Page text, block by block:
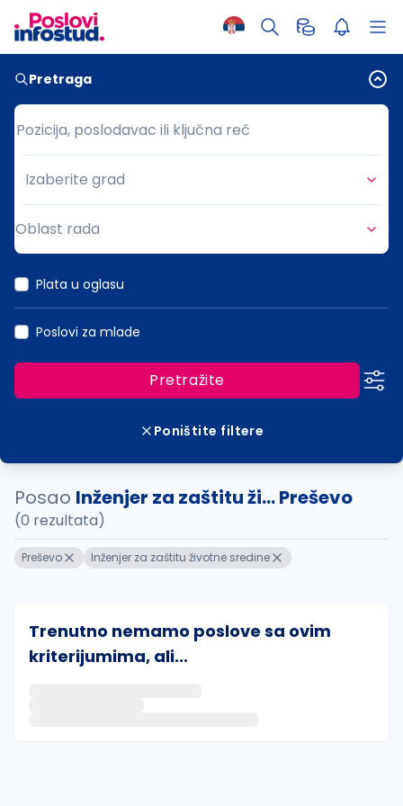
Pretraga
Pozicija, poslodavac ili ključna reč
Pozicija, poslodavac ili ključna reč
Grad
Izaberite grad
Oblast rada
Plata u oglasu
Poslovi za mlade
Pretražite
Poništite filtere
Posao Inženjer za zaštitu ži... Preševo
(0 rezultata)
Preševo Inženjer za zaštitu životne sredine
Trenutno nemamo poslove sa ovim
kriterijumima, ali...